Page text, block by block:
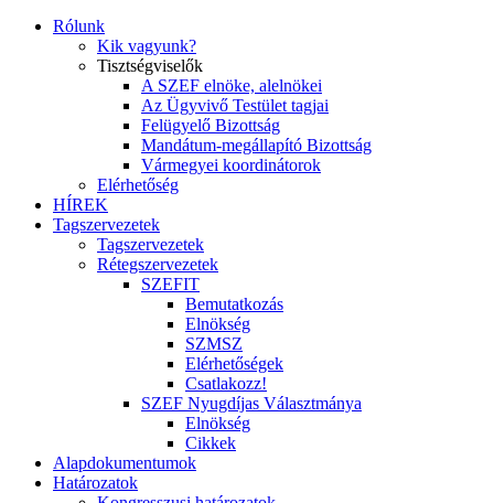
Rólunk
Kik vagyunk?
Tisztségviselők
A SZEF elnöke, alelnökei
Az Ügyvivő Testület tagjai
Felügyelő Bizottság
Mandátum-megállapító Bizottság
Vármegyei koordinátorok
Elérhetőség
HÍREK
Tagszervezetek
Tagszervezetek
Rétegszervezetek
SZEFIT
Bemutatkozás
Elnökség
SZMSZ
Elérhetőségek
Csatlakozz!
SZEF Nyugdíjas Választmánya
Elnökség
Cikkek
Alapdokumentumok
Határozatok